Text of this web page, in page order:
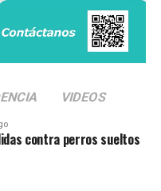
VIDEOS
contra perros sueltos